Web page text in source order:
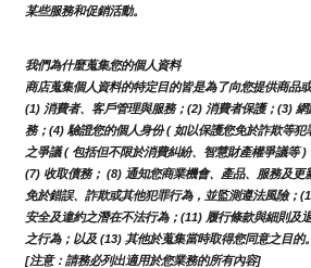
某些服務和促銷活動。
我們為什麼蒐集您的個人資料
商店蒐集個人資料的特定目的皆是為了向您提供商品
(1) 消費者、客戶管理與服務；(2) 消費者保護；(3)
務；(4) 驗證您的個人身份 ( 如以保護您免於詐欺等
之爭議 ( 包括但不限於消費糾紛、智慧財產權爭議等
(7) 收取債務； (8) 通知您商業機會、產品、服務及更
免於錯誤、詐欺或其他犯罪行為，並監測遵法風險；
安全及違約之潛在不法行為；(11) 履行條款與細則及
之行為；以及 (13) 其他於蒐集當時取得您同意之目的。
[注意：請務必列出適用於您業務的所有內容]